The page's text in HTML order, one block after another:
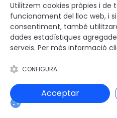
Altres Canals
canalajuntament.cat
Andorra
Utilitzem cookies pròpies i de
funcionament del lloc web, i
consentiment, també
dades estadístiques
serveis. Per més informació
CONFIGURA
Acceptar